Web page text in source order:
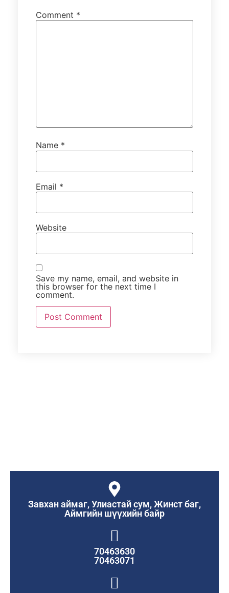
Comment *
Name *
Email *
Website
Save my name, email, and website in
this browser for the next time I
comment.
Завхан аймаг, Улиастай сум, Жинст баг,
Аймгийн шүүхийн байр
70463630
70463071